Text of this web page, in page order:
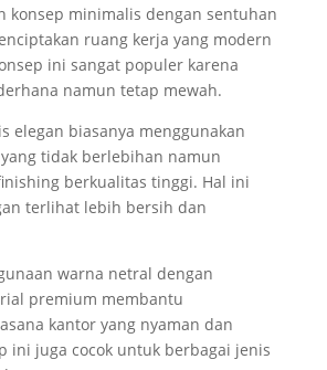
konsep minimalis dengan sentuhan
ruang kerja yang modern
ini sangat populer karena
namun tetap mewah.
elegan biasanya menggunakan
tidak berlebihan namun
berkualitas tinggi. Hal ini
terlihat lebih bersih dan
warna netral dengan
premium membantu
kantor yang nyaman dan
ini juga cocok untuk berbagai jenis